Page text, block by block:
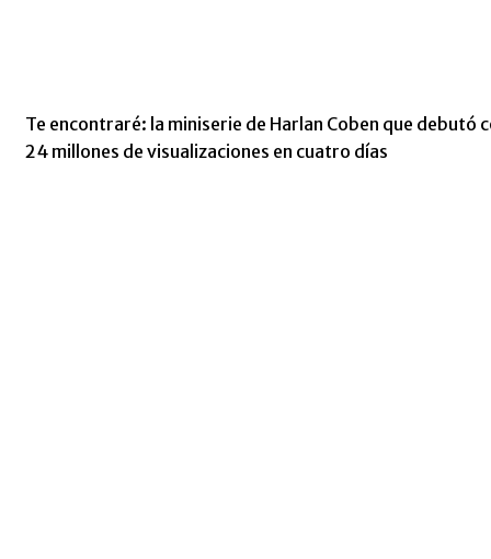
Te encontraré: la miniserie de Harlan Coben que debutó
24 millones de visualizaciones en cuatro días